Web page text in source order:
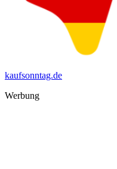
kaufsonntag.de
Werbung